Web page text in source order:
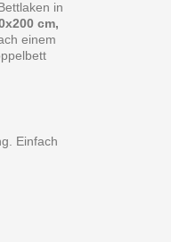
in
cm,
einem
Einfach